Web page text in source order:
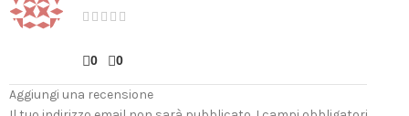
0 0
Aggiungi una recensione